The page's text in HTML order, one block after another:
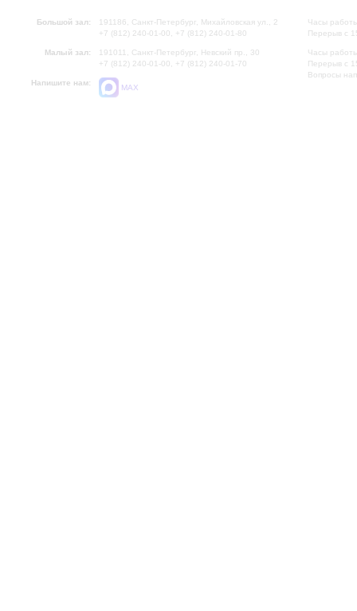
Большой зал:
191186, Санкт-Петербург, Михайловская ул., 2
+7 (812) 240-01-00, +7 (812) 240-01-80
Малый зал:
191011, Санкт-Петербург, Невский пр., 30
+7 (812) 240-01-00, +7 (812) 240-01-70
Напишите нам:
MAX
Часы
Перерыв с
Часы
Перерыв с
Вопросы